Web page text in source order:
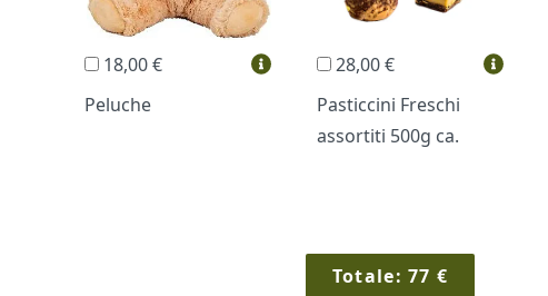
18,00 €
Peluche
28,00 €
Pasticcini Freschi
assortiti 500g ca.
Totale:77 €